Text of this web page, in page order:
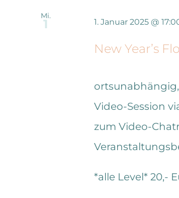
Mi.
1
New Year’s
1. Januar 2025 @
Video-Session
zum Video-
*alle Level* 20,-